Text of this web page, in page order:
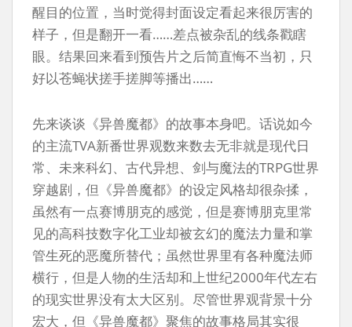
醒目的位置，当时觉得封面设定看起来很厉害的
样子，但是翻开一看……差点被杂乱的线条戳瞎
眼。结果回来看到预告片之后简直悔不当初，只
好以苍蝇状搓手搓脚等播出……
先来谈谈《异兽魔都》的故事本身吧。话说如今
的主流TVA新番世界观数来数去无非就是现代日
常、未来科幻、古代异想、剑与魔法的TRPG世界
穿越剧，但《异兽魔都》的设定风格却很杂揉，
虽然有一点赛博朋克的感觉，但是赛博朋克里常
见的高科技数字化工业却被玄幻的魔法力量和掌
管生死的恶魔所替代；虽然世界里有各种魔法师
横行，但是人物的生活却和上世纪2000年代左右
的现实世界没有太大区别。尽管世界观背景十分
宏大，但《异兽魔都》聚焦的故事格局其实很